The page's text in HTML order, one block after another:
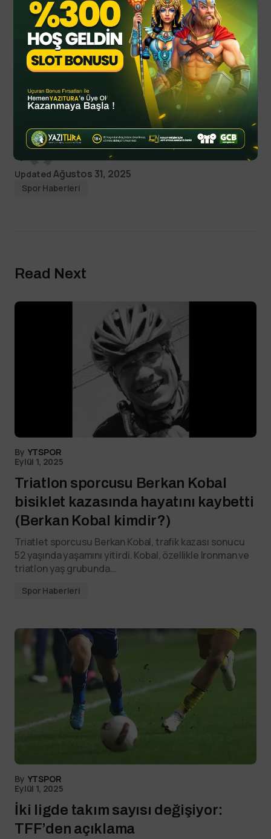
Ercan Çiçek, Karadağ, Akdağ, Edirne Baro
Başkan Vekili Aygün Ulubey Ergüden verdi.
yazituraonline
yazituraoyna
yazituraspor
By
Updated Ağustos 31, 2025
Spor Haberleri
Read Next
By YTSPOR
Eylül 1, 2025
Triatlon sporcusu Berkan Kobal
bisiklet kazasında hayatını kaybetti
(Berkan Kobal kimdir?)
Triatlet sporcusu Berkan Kobal, trafik kazası sonucu
52 yaşında yaşamını yitirdi. Kobal, özellikle Ironman ve
triatlon yaş grubunda…
Spor Haberleri
By YTSPOR
Eylül 1, 2025
İki ligde takım sayısı değişiyor:
TFF’den açıklama